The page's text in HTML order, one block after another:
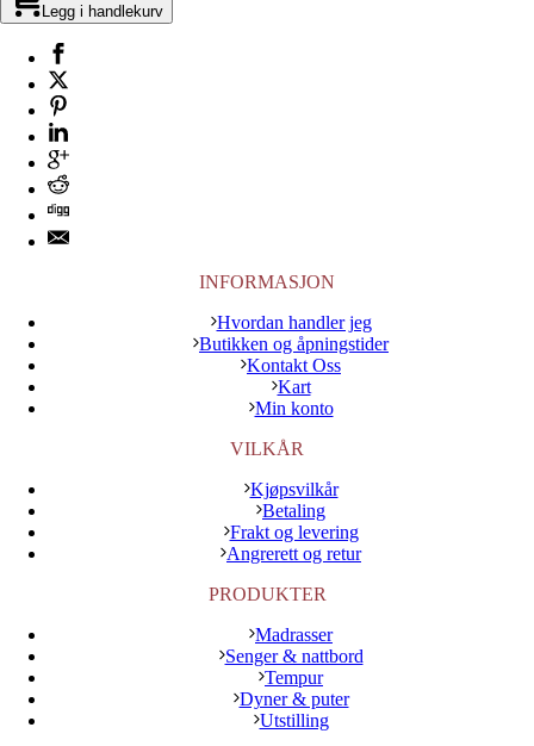
Legg i handlekurv
INFORMASJON
Hvordan handler jeg
Butikken og åpningstider
Kontakt Oss
Kart
Min konto
VILKÅR
Kjøpsvilkår
Betaling
Frakt og levering
Angrerett og retur
PRODUKTER
Madrasser
Senger & nattbord
Tempur
Dyner & puter
Utstilling